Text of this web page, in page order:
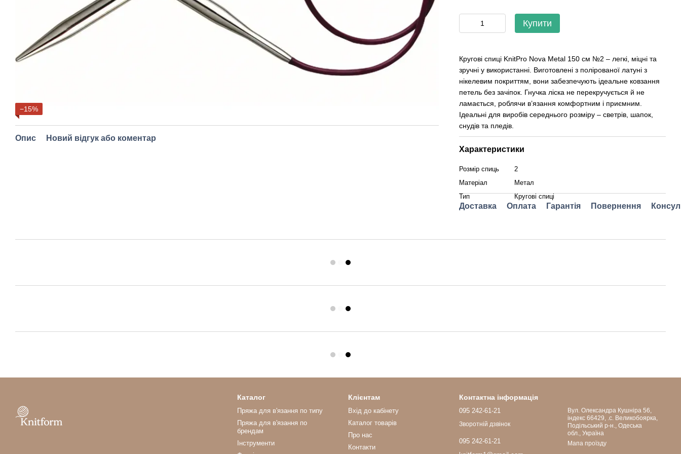
−15%
Опис Новий відгук або коментар
Купити
Кругові спиці KnitPro Nova Metal 150 см №2 – легкі, міцні та
зручні у використанні. Виготовлені з полірованої латуні з
нікелевим покриттям, вони забезпечують ідеальне ковзання
петель без зачіпок. Гнучка ліска не перекручується й не
ламається, роблячи в’язання комфортним і приємним.
Ідеальні для виробів середнього розміру – светрів, шапок,
снудів та пледів.
Характеристики
Розмір спиць
2
Матеріал
Метал
Тип
Кругові спиці
Доставка Оплата Гарантія Повернення
Каталог
Пряжа для в'язання по типу
Пряжа для в'язання по
брендам
Інструменти
Клієнтам
Вхід до кабінету
Каталог товарів
Про нас
Контакти
Контактна інформація
095 242-61-21
Зворотній дзвінок
095 242-61-21
Вул. Олександра Кушніра 56,
індекс 66429, .с. Великобоярка,
Подільський р-н., Одеська
обл., Україна
Мапа проїзду